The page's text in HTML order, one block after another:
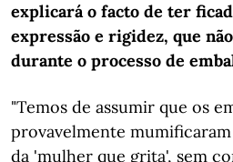
explicará o facto de ter
expressão e rigidez, que
durante o processo de
"Temos de assumir que os
provavelmente
da 'mulher que grita', sem